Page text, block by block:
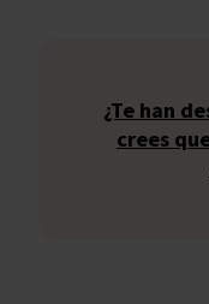
¿Te han
crees